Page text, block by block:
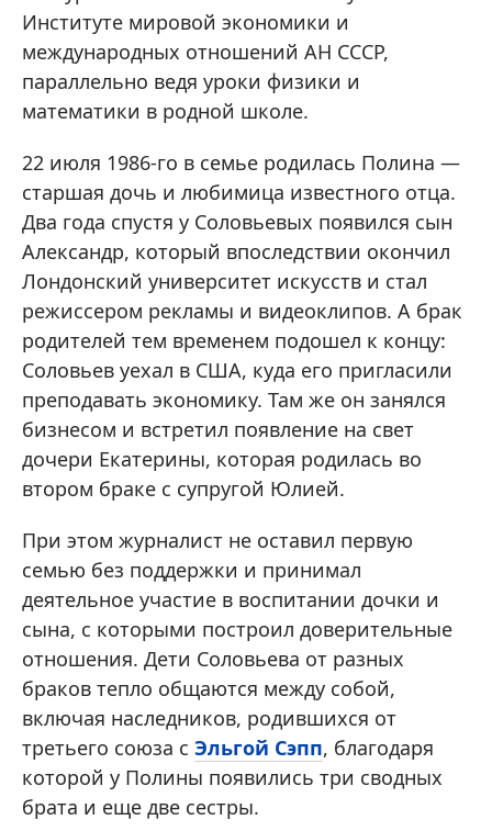
Институте мировой экономики и
международных отношений АН СССР,
параллельно ведя уроки физики и
математики в родной школе.
22 июля 1986-го в семье родилась Полина —
старшая дочь и любимица известного отца.
Два года спустя у Соловьевых появился сын
Александр, который впоследствии окончил
Лондонский университет искусств и стал
режиссером рекламы и видеоклипов. А брак
родителей тем временем подошел к концу:
Соловьев уехал в США, куда его пригласили
преподавать экономику. Там же он занялся
бизнесом и встретил появление на свет
дочери Екатерины, которая родилась во
втором браке с супругой Юлией.
При этом журналист не оставил первую
семью без поддержки и принимал
деятельное участие в воспитании дочки и
сына, с которыми построил доверительные
отношения. Дети Соловьева от разных
браков тепло общаются между собой,
включая наследников, родившихся от
третьего союза с Эльгой Сэпп, благодаря
которой у Полины появились три сводных
брата и еще две сестры.